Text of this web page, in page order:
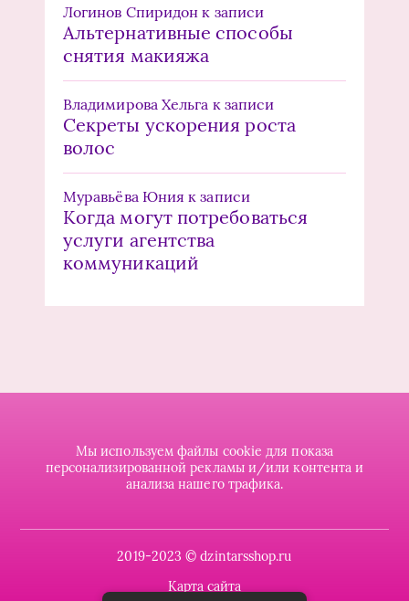
Логинов Спиридон к записи
Альтернативные способы
снятия макияжа
Владимирова Хельга к записи
Секреты ускорения роста
волос
Муравьёва Юния к записи
Когда могут потребоваться
услуги агентства
коммуникаций
Мы используем файлы cookie для показа
персонализированной рекламы и/или контента и
анализа нашего трафика.
2019-2023 © dzintarsshop.ru
Карта сайта